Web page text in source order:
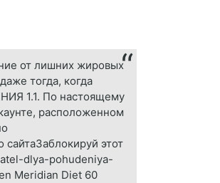
от лишних жировых
тогда, когда
1.1. По настоящему
расположенном
сайтаЗаблокируй этот
dlya-pohudeniya-
Meridian Diet 60